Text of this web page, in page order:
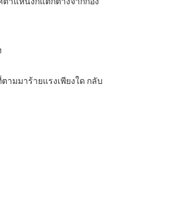
มมาร้ายแรงเพียงใด กลับ